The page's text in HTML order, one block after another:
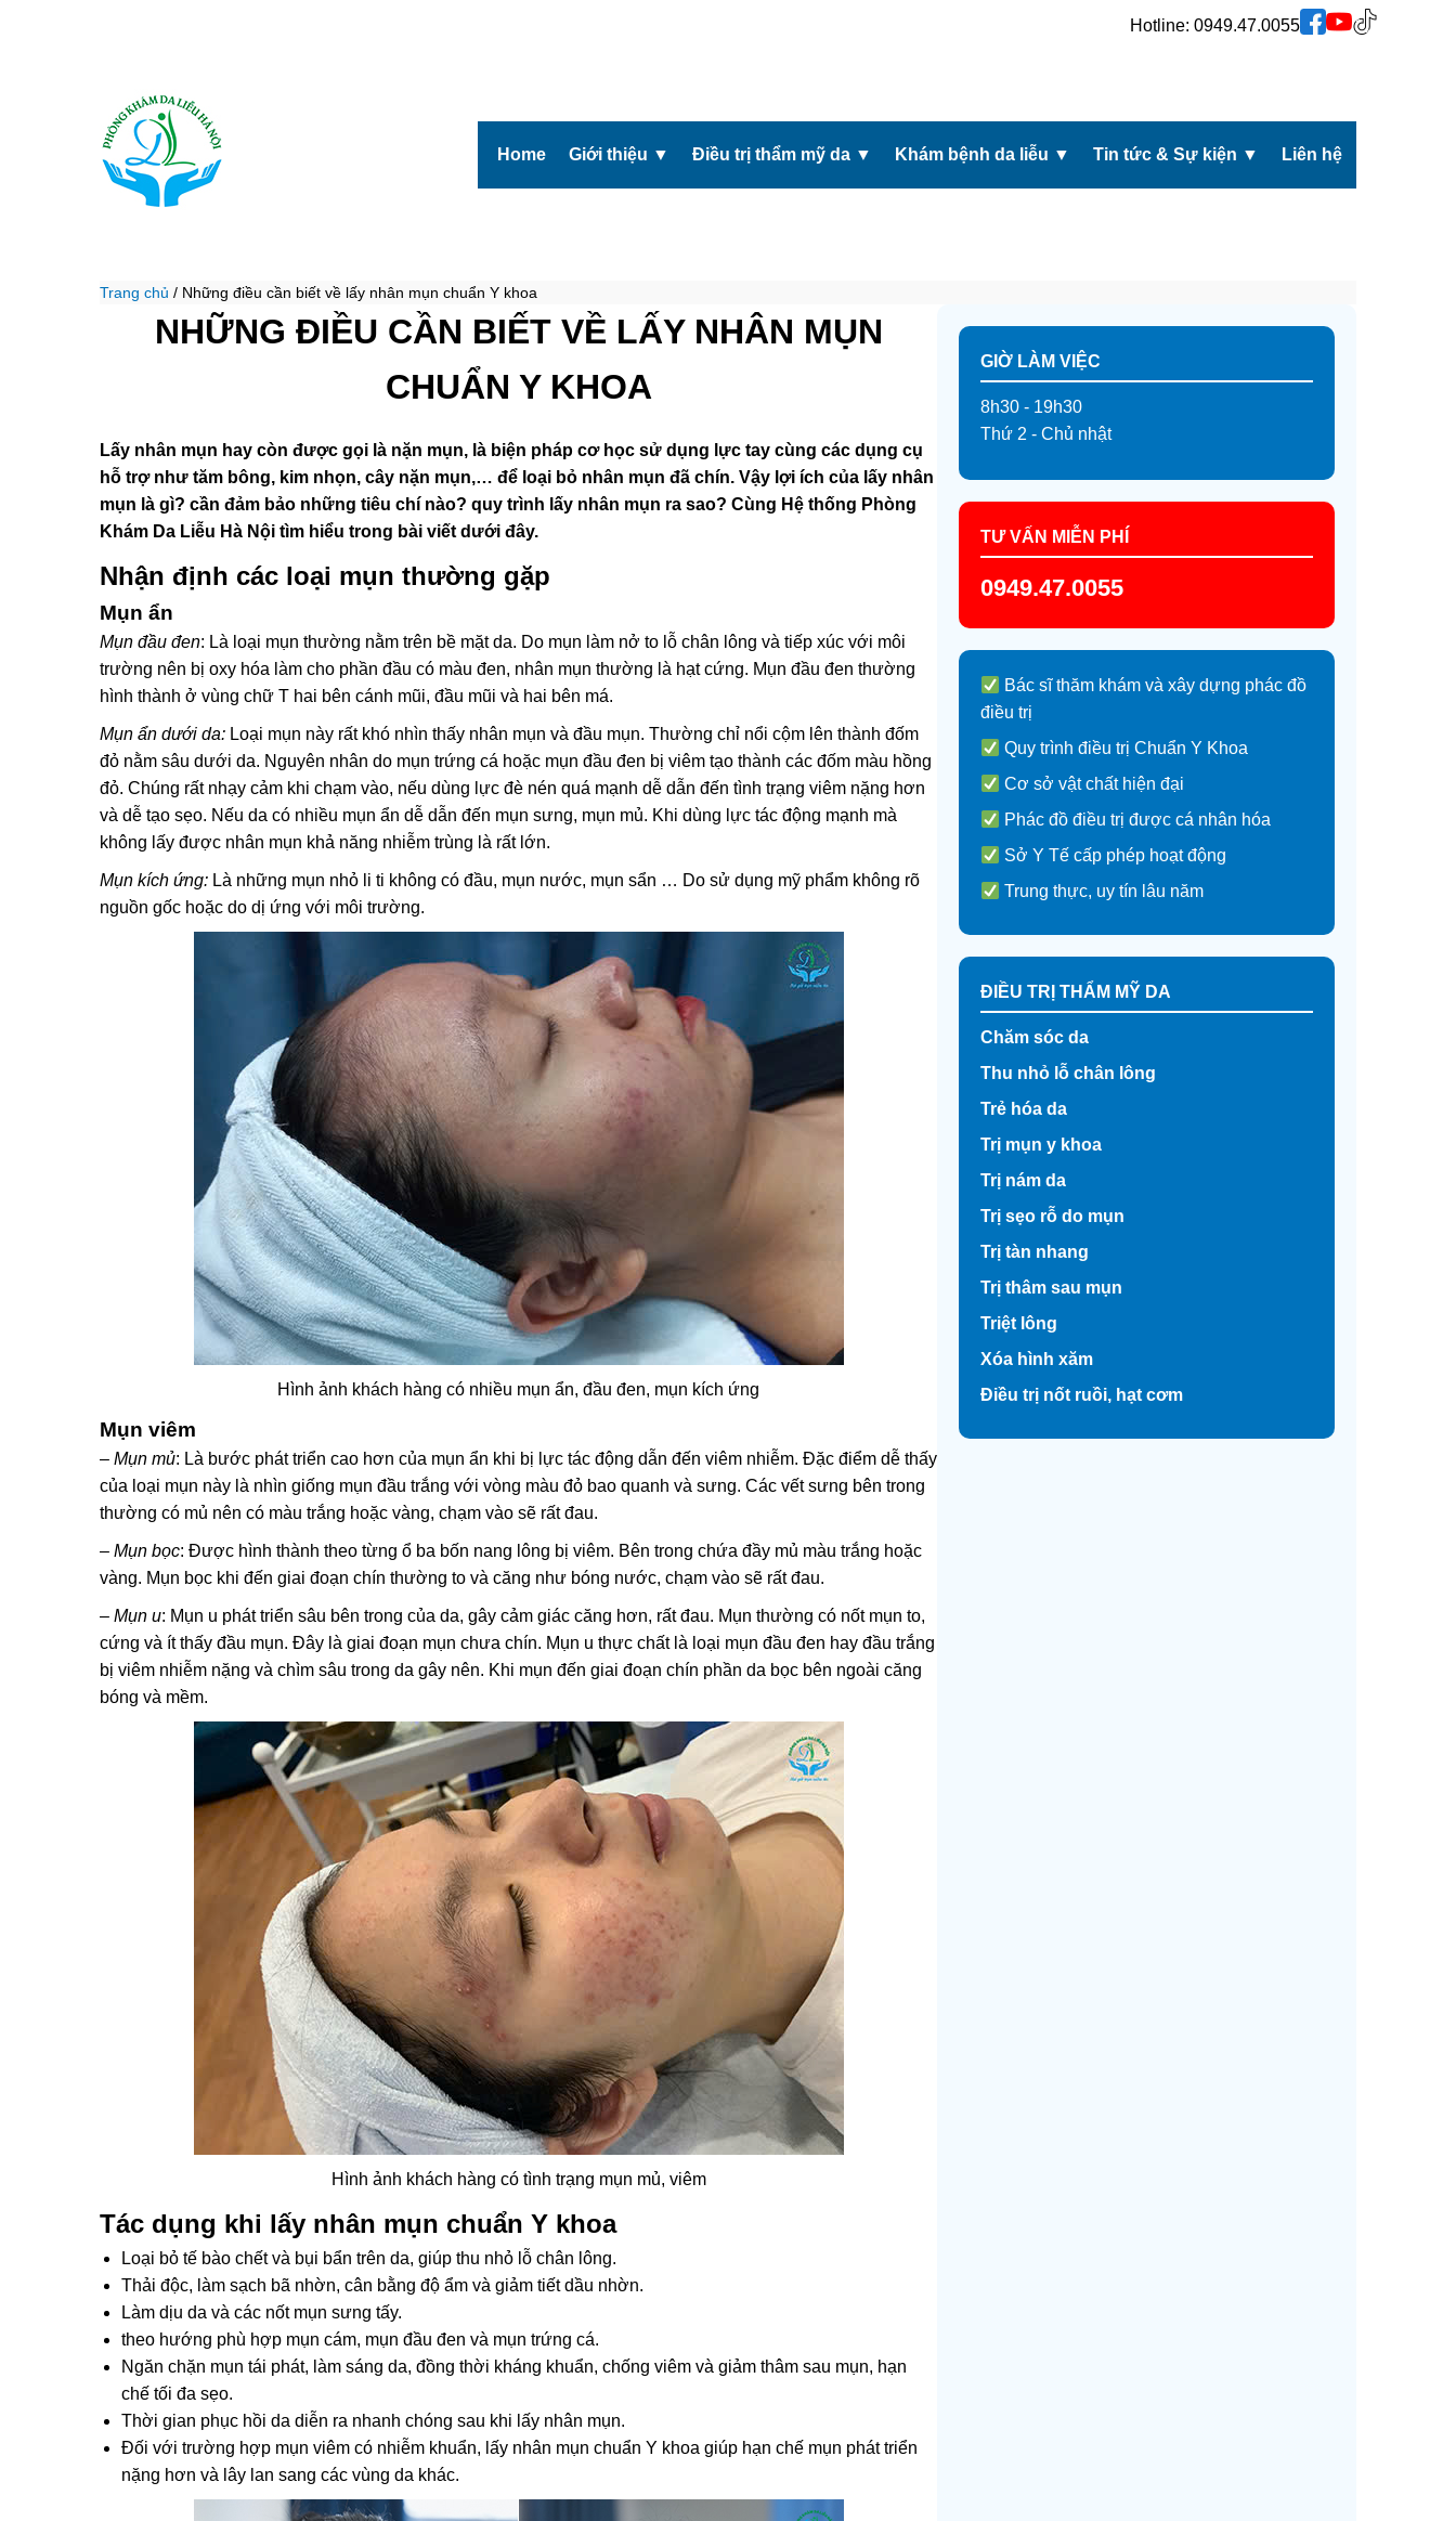
Hotline: 0949.47.0055
Home Giới thiệu ▼ Điều trị thẩm mỹ da ▼ Khám bệnh da liễu ▼ Tin tức & Sự kiện ▼ Liên hệ
Trang chủ / Những điều cần biết về lấy nhân mụn chuẩn Y khoa
NHỮNG ĐIỀU CẦN BIẾT VỀ LẤY NHÂN MỤN
CHUẨN Y KHOA
Lấy nhân mụn hay còn được gọi là nặn mụn, là biện pháp cơ học sử dụng lực tay cùng các dụng cụ
hỗ trợ như tăm bông, kim nhọn, cây nặn mụn,… để loại bỏ nhân mụn đã chín. Vậy lợi ích của lấy nhân
mụn là gì? cần đảm bảo những tiêu chí nào? quy trình lấy nhân mụn ra sao? Cùng Hệ thống Phòng
Khám Da Liễu Hà Nội tìm hiểu trong bài viết dưới đây.
Nhận định các loại mụn thường gặp
Mụn ẩn
Mụn đầu đen: Là loại mụn thường nằm trên bề mặt da. Do mụn làm nở to lỗ chân lông và tiếp xúc với môi
trường nên bị oxy hóa làm cho phần đầu có màu đen, nhân mụn thường là hạt cứng. Mụn đầu đen thường
hình thành ở vùng chữ T hai bên cánh mũi, đầu mũi và hai bên má.
Mụn ẩn dưới da: Loại mụn này rất khó nhìn thấy nhân mụn và đầu mụn. Thường chỉ nổi cộm lên thành đốm
đỏ nằm sâu dưới da. Nguyên nhân do mụn trứng cá hoặc mụn đầu đen bị viêm tạo thành các đốm màu hồng
đỏ. Chúng rất nhạy cảm khi chạm vào, nếu dùng lực đè nén quá mạnh dễ dẫn đến tình trạng viêm nặng hơn
và dễ tạo sẹo. Nếu da có nhiều mụn ẩn dễ dẫn đến mụn sưng, mụn mủ. Khi dùng lực tác động mạnh mà
không lấy được nhân mụn khả năng nhiễm trùng là rất lớn.
Mụn kích ứng: Là những mụn nhỏ li ti không có đầu, mụn nước, mụn sẩn … Do sử dụng mỹ phẩm không rõ
nguồn gốc hoặc do dị ứng với môi trường.
Hình ảnh khách hàng có nhiều mụn ẩn, đầu đen, mụn kích ứng
Mụn viêm
– Mụn mủ: Là bước phát triển cao hơn của mụn ẩn khi bị lực tác động dẫn đến viêm nhiễm. Đặc điểm dễ thấy
của loại mụn này là nhìn giống mụn đầu trắng với vòng màu đỏ bao quanh và sưng. Các vết sưng bên trong
thường có mủ nên có màu trắng hoặc vàng, chạm vào sẽ rất đau.
– Mụn bọc: Được hình thành theo từng ổ ba bốn nang lông bị viêm. Bên trong chứa đầy mủ màu trắng hoặc
vàng. Mụn bọc khi đến giai đoạn chín thường to và căng như bóng nước, chạm vào sẽ rất đau.
– Mụn u: Mụn u phát triển sâu bên trong của da, gây cảm giác căng hơn, rất đau. Mụn thường có nốt mụn to,
cứng và ít thấy đầu mụn. Đây là giai đoạn mụn chưa chín. Mụn u thực chất là loại mụn đầu đen hay đầu trắng
bị viêm nhiễm nặng và chìm sâu trong da gây nên. Khi mụn đến giai đoạn chín phần da bọc bên ngoài căng
bóng và mềm.
Hình ảnh khách hàng có tình trạng mụn mủ, viêm
Tác dụng khi lấy nhân mụn chuẩn Y khoa
Loại bỏ tế bào chết và bụi bẩn trên da, giúp thu nhỏ lỗ chân lông.
Thải độc, làm sạch bã nhờn, cân bằng độ ẩm và giảm tiết dầu nhờn.
Làm dịu da và các nốt mụn sưng tấy.
theo hướng phù hợp mụn cám, mụn đầu đen và mụn trứng cá.
Ngăn chặn mụn tái phát, làm sáng da, đồng thời kháng khuẩn, chống viêm và giảm thâm sau mụn, hạn
chế tối đa sẹo.
Thời gian phục hồi da diễn ra nhanh chóng sau khi lấy nhân mụn.
Đối với trường hợp mụn viêm có nhiễm khuẩn, lấy nhân mụn chuẩn Y khoa giúp hạn chế mụn phát triển
nặng hơn và lây lan sang các vùng da khác.
GIỜ LÀM VIỆC
8h30 - 19h30
Thứ 2 - Chủ nhật
TƯ VẤN MIỄN PHÍ
0949.47.0055
Bác sĩ thăm khám và xây dựng phác đồ
điều trị
Quy trình điều trị Chuẩn Y Khoa
Cơ sở vật chất hiện đại
Phác đồ điều trị được cá nhân hóa
Sở Y Tế cấp phép hoạt động
Trung thực, uy tín lâu năm
ĐIỀU TRỊ THẨM MỸ DA
Chăm sóc da
Thu nhỏ lỗ chân lông
Trẻ hóa da
Trị mụn y khoa
Trị nám da
Trị sẹo rỗ do mụn
Trị tàn nhang
Trị thâm sau mụn
Triệt lông
Xóa hình xăm
Điều trị nốt ruồi, hạt cơm